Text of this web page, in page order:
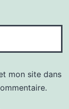
mon site dans